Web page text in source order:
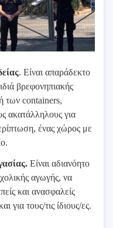
. Είναι απαράδεκτο
βρεφονηπιακής
των containers,
ακατάλληλους για
ένας χώρος με
Είναι αδιανόητο
αγωγής, να
και ανασφαλείς
για τους/τις ίδιους/ες.